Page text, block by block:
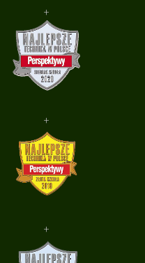
+
+
+